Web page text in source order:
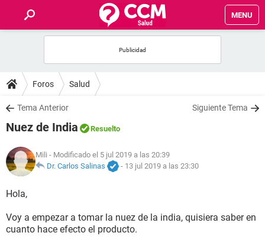
MENU
FOROS
SALUD
NUTRICIÓN
BIENESTAR
SEXUALIDAD
Foros Salud
Tema Anterior Siguiente Tema
Nuez de India Resuelto
Mili - Modificado el 5 jul 2019 a las 20:39
Dr. Carlos Salinas
- 13 jul 2019 a las 23:30
Hola,
Voy a empezar a tomar la nuez de la india, quisiera saber en
cuanto hace efecto el producto.